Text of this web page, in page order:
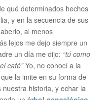
qué determinados hechos
y en la secuencia de sus
al menos
lejos me dejo siempre un
un día me dijo: “tú como
café”Yo, no conocí a la
la imite en su forma de
historia, y echar la